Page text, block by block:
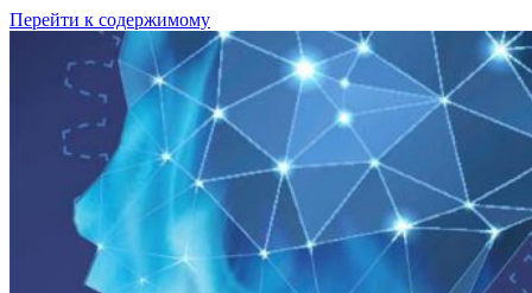
Перейти к содержимому